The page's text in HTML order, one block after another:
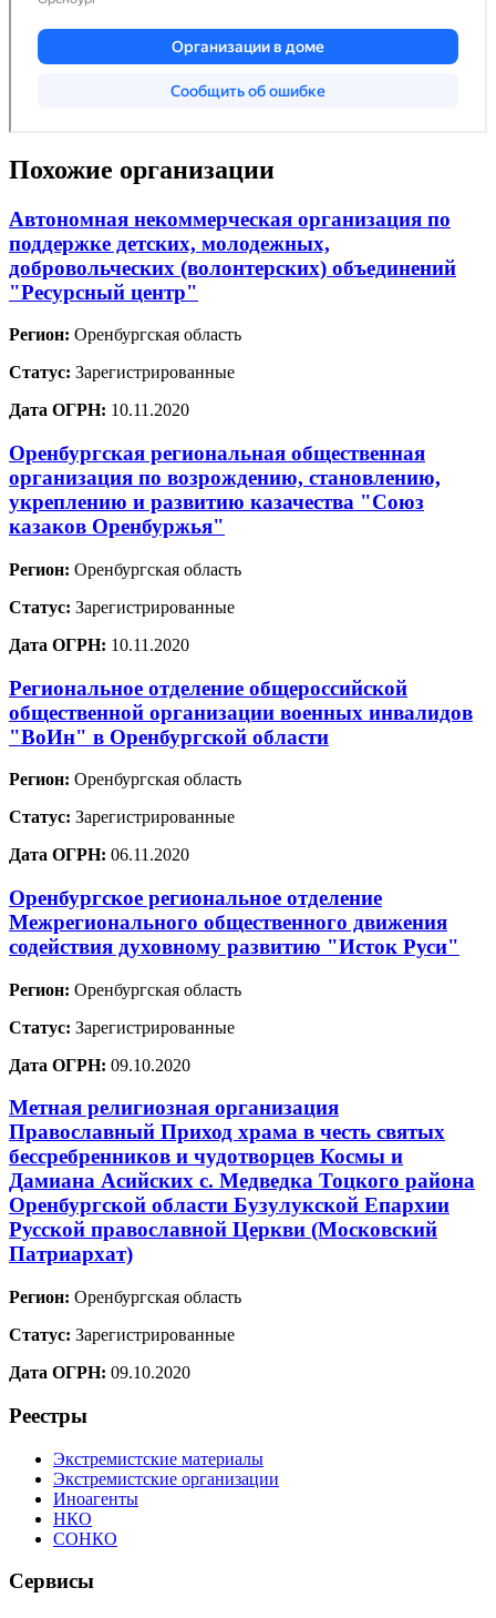
Похожие организации
Автономная некоммерческая организация по
поддержке детских, молодежных,
добровольческих (волонтерских) объединений
"Ресурсный центр"
Регион: Оренбургская область
Статус: Зарегистрированные
Дата ОГРН: 10.11.2020
Оренбургская региональная общественная
организация по возрождению, становлению,
укреплению и развитию казачества "Союз
казаков Оренбуржья"
Регион: Оренбургская область
Статус: Зарегистрированные
Дата ОГРН: 10.11.2020
Региональное отделение общероссийской
общественной организации военных инвалидов
"ВоИн" в Оренбургской области
Регион: Оренбургская область
Статус: Зарегистрированные
Дата ОГРН: 06.11.2020
Оренбургское региональное отделение
Межрегионального общественного движения
содействия духовному развитию "Исток Руси"
Регион: Оренбургская область
Статус: Зарегистрированные
Дата ОГРН: 09.10.2020
Метная религиозная организация
Православный Приход храма в честь святых
бессребренников и чудотворцев Космы и
Дамиана Асийских с. Медведка Тоцкого района
Оренбургской области Бузулукской Епархии
Русской православной Церкви (Московский
Патриархат)
Регион: Оренбургская область
Статус: Зарегистрированные
Дата ОГРН: 09.10.2020
Реестры
Экстремистские материалы
Экстремистские организации
Иноагенты
НКО
СОНКО
Сервисы